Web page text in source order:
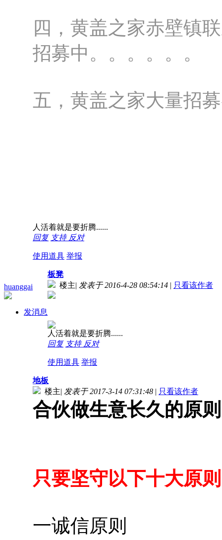
四，黄盖之家赤壁镇
招募中。。。。。。
五，黄盖之家大量招
人活着就是要折腾......
回复 支持 反对
使用道具 举报
huanggai
发消息
板凳
楼主| 发表于 2016-4-28 08:54:14 | 只看该作者
人活着就是要折腾......
回复 支持 反对
使用道具 举报
地板
楼主| 发表于 2017-3-14 07:31:48 | 只看该作者
合伙做生意长久的原则
只要坚守以下十大原
一诚信原则